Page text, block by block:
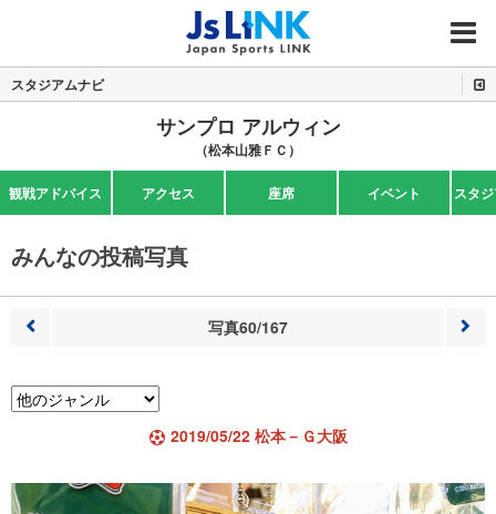
MENU
スタジアムナビ
サンプロ アルウィン
（松本山雅ＦＣ）
観戦アドバイス アクセス 座席 イベント スタ
みんなの投稿写真
写真60/167
2019/05/22 松本－Ｇ大阪